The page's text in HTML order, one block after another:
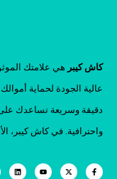
كاش كيبر هي علامتك
عالية الجودة لحماية
دقيقة وسريعة تساعدك على
واحترافية. في كاش كيبر،